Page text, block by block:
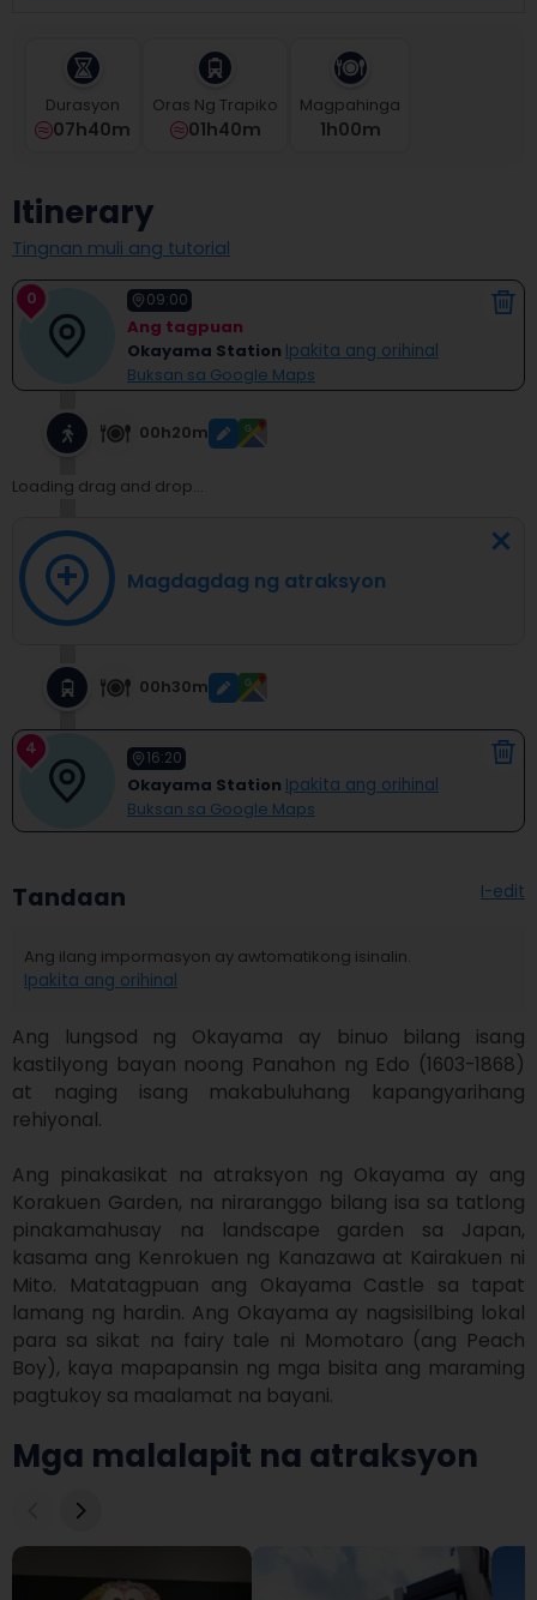
date.
Press
the
question
to
get
the
keyboard
shortcuts
for
changing
Durasyon
07h40m
Oras Ng Trapiko
01h40m
Magpahinga
1H00M
Itinerary
Tingnan muli ang tutorial
0 09:00
Ang tagpuan
Okayama Station Ipakita ang orihinal
Buksan sa Google Maps
00h20m
Loading drag and drop...
Magdagdag ng atraksyon
00h30m
4 16:20
Okayama Station Ipakita ang orihinal
Buksan sa Google Maps
Tandaan I-edit
Ang ilang impormasyon ay awtomatikong isinalin.
Ipakita ang orihinal
Ang lungsod ng Okayama ay binuo bilang isang
kastilyong bayan noong Panahon ng Edo (1603-1868)
at naging isang makabuluhang kapangyarihang
rehiyonal.
Ang pinakasikat na atraksyon ng Okayama ay ang
Korakuen Garden, na niraranggo bilang isa sa tatlong
pinakamahusay na landscape garden sa Japan,
kasama ang Kenrokuen ng Kanazawa at Kairakuen ni
Mito. Matatagpuan ang Okayama Castle sa tapat
lamang ng hardin. Ang Okayama ay nagsisilbing lokal
para sa sikat na fairy tale ni Momotaro (ang Peach
Boy), kaya mapapansin ng mga bisita ang maraming
pagtukoy sa maalamat na bayani.
Mga malalapit na atraksyon